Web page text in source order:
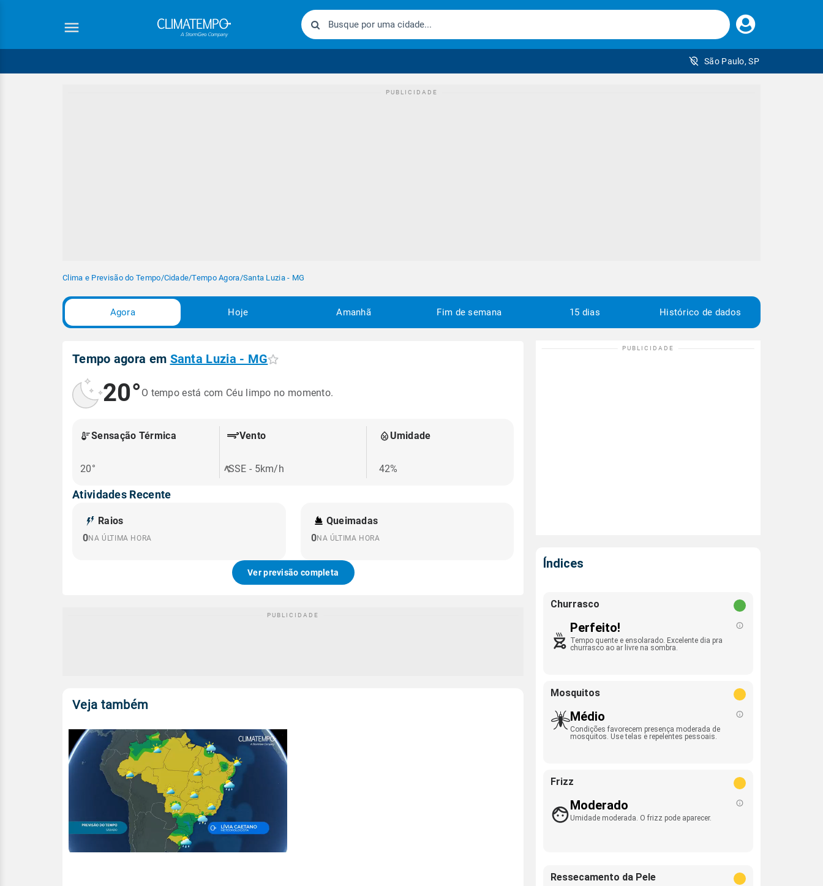
Faça
seu
São Paulo, SP
Clima e Previsão do Tempo/Cidade/Tempo Agora/Santa Luzia - MG
Agora Hoje Amanhã Fim de semana 15 dias Histórico de dados
Tempo agora em Santa Luzia - MG
20° O tempo está com Céu limpo no momento.
Sensação Térmica
20°
Vento
SSE - 5km/h
Umidade
42%
Atividades Recente
Raios
0NA ÚLTIMA HORA
Queimadas
0NA ÚLTIMA HORA
Ver previsão completa
Veja também
Índices
Churrasco
Perfeito!
Tempo quente e ensolarado. Excelente dia pra
churrasco ao ar livre na sombra.
Mosquitos
Médio
Condições favorecem presença moderada de
mosquitos. Use telas e repelentes pessoais.
Frizz
Moderado
Umidade moderada. O frizz pode aparecer.
Ressecamento da Pele